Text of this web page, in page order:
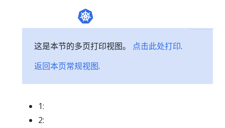
这是本节的多页打印视图。 点击此处打印.
返回本页常规视图.
1:
2: